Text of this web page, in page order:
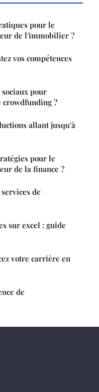
pour le
de l'immobilier ?
vos compétences
pour
crowdfunding ?
allant jusqu'à
pour le
de la finance ?
de
sur excel : guide
votre carrière en
de